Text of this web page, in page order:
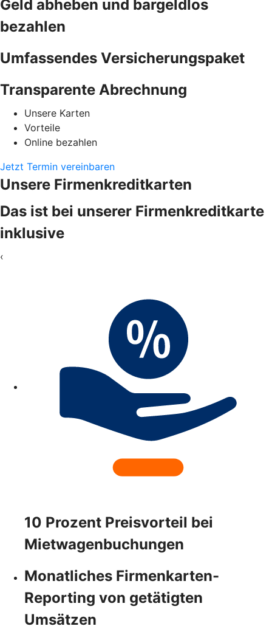
Geld abheben und bargeldlos
bezahlen
Umfassendes Versicherungspaket
Transparente Abrechnung
Unsere Karten
Vorteile
Online bezahlen
Jetzt Termin vereinbaren
Unsere Firmenkreditkarten
Das ist bei unserer Firmenkreditkarte
inklusive
‹
10 Prozent Preisvorteil bei
Mietwagenbuchungen
Monatliches Firmenkarten-
Reporting von getätigten
Umsätzen